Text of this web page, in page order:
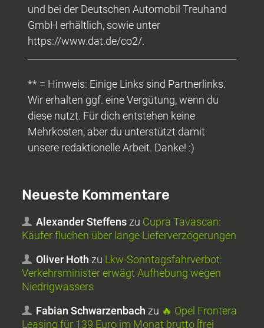
und bei der Deutschen Automobil Treuhand
GmbH erhältlich, sowie unter
https://www.dat.de/co2/.
** = Hinweis: Einige Links sind Partnerlinks.
Wir erhalten ggf. eine Vergütung, wenn du
diese nutzt. Für dich entstehen keine
Mehrkosten, aber du unterstützt damit
unsere redaktionelle Arbeit. Danke! :)
Neueste Kommentare
Alexander Steffens zu Cupra Tavascan:
Käufer fluchen über lange Lieferverzögerungen
Oliver Hoth zu Lkw-Sonntagsfahrverbot:
Verkehrsminister erwägt Aufhebung wegen
Niedrigwassers
Fabian Schwarzenbach zu 🔥 Opel Frontera
Leasing für 139 Euro im Monat brutto [frei